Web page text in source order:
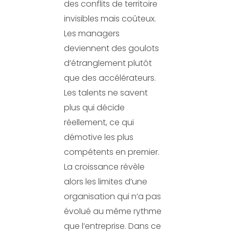
des conflits de territoire
invisibles mais coûteux.
Les managers
deviennent des goulots
d’étranglement plutôt
que des accélérateurs.
Les talents ne savent
plus qui décide
réellement, ce qui
démotive les plus
compétents en premier.
La croissance révèle
alors les limites d’une
organisation qui n’a pas
évolué au même rythme
que l’entreprise. Dans ce